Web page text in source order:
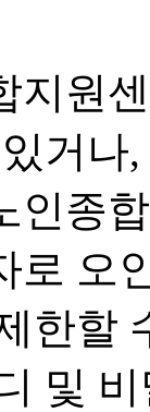
원
거나
인종
로 오
한할
및 비